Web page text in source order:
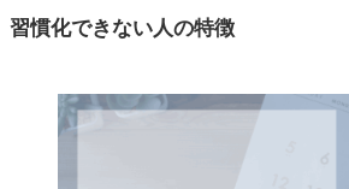
習慣化できない人の特徴